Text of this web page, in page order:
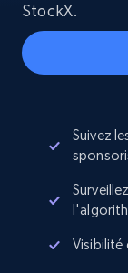
StockX.
Suivez
Visibilité